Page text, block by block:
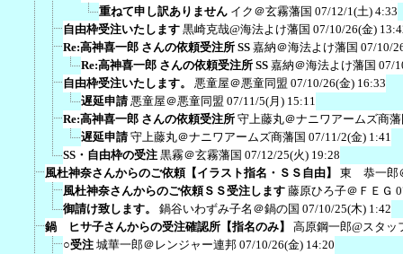
重ねて申し訳ありません イク＠玄霧藩国 07/12/1(土) 4:33
自由枠受注いたします 黒崎克哉@海法よけ藩国 07/10/26(金)
Re:高神喜一郎 さんの依頼受注所 SS 嘉納＠海法よけ藩国 07/10/
Re:高神喜一郎 さんの依頼受注所 SS 嘉納＠海法よけ藩国 07/
自由枠受注いたします。
悪童屋＠悪童同盟 07/10/26(金) 16:33
遅延申請 悪童屋＠悪童同盟 07/11/5(月) 15:11
Re:高神喜一郎 さんの依頼受注所 守上藤丸＠ナニワアームズ商
遅延申請 守上藤丸＠ナニワアームズ商藩国 07/11/2(金) 1:41
SS・自由枠の受注 黒霧＠玄霧藩国 07/12/25(火) 19:28
風杜神奈さんからのご依頼【イラスト指名・ＳＳ自由】
東 恭一郎
風杜神奈さんからのご依頼ＳＳ受注します 藤原ひろ子＠ＦＥＧ
御請け致します。
鍋谷いわずみ子名＠鍋の国 07/10/25(木) 1:42
鍋 ヒサ子さんからの受注確認所【指名のみ】
高原鋼一郎@スタッ
○受注 城華一郎＠レンジャー連邦 07/10/26(金) 14:20